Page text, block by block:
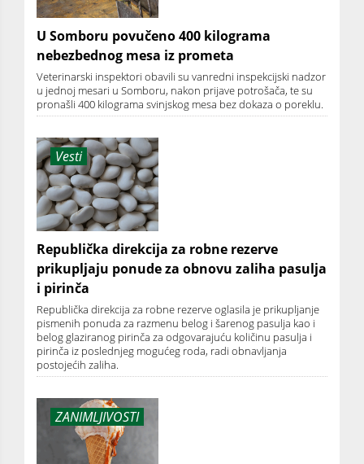
U Somboru povučeno 400 kilograma
nebezbednog mesa iz prometa
Veterinarski inspektori obavili su vanredni inspekcijski nadzor
u jednoj mesari u Somboru, nakon prijave potrošača, te su
pronašli 400 kilograma svinjskog mesa bez dokaza o poreklu.
Vesti
Republička direkcija za robne rezerve
prikupljaju ponude za obnovu zaliha pasulja
i pirinča
Republička direkcija za robne rezerve oglasila je prikupljanje
pismenih ponuda za razmenu belog i šarenog pasulja kao i
belog glaziranog pirinča za odgovarajuću količinu pasulja i
pirinča iz poslednjeg mogućeg roda, radi obnavljanja
postojećih zaliha.
ZANIMLJIVOSTI